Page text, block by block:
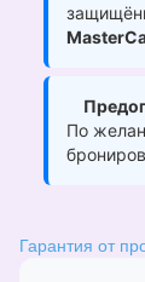
По
Гарантия от